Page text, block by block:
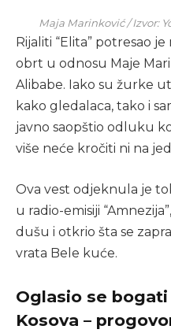
Maja Marinković / Izvor:
Rijaliti “Elita” potresao
obrt u odnosu Maje
Alibabe. Iako su žurke
kako gledalaca, tako i
javno saopštio odluku
više neće kročiti ni na
Ova vest odjeknula je
u radio-emisiji
dušu i otkrio šta se
vrata Bele kuće.
Oglasio se bogati
Kosova –